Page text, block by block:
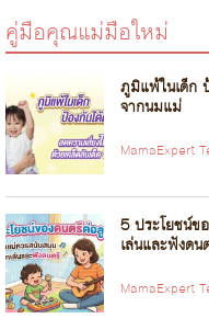
คู่มือคุณแม่มือใหม่
ภูมิแพ้ในเด็ก
จากนมแม่
MamaExpert
5 ประโยชน์
เล่นและฟังดน
MamaExpert